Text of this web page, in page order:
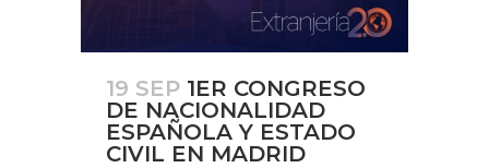
19 SEP 1ER CONGRESO
DE NACIONALIDAD
ESPAÑOLA Y ESTADO
CIVIL EN MADRID